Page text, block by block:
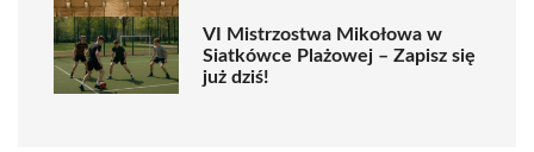
VI Mistrzostwa Mikołowa w
Siatkówce Plażowej – Zapisz się
już dziś!